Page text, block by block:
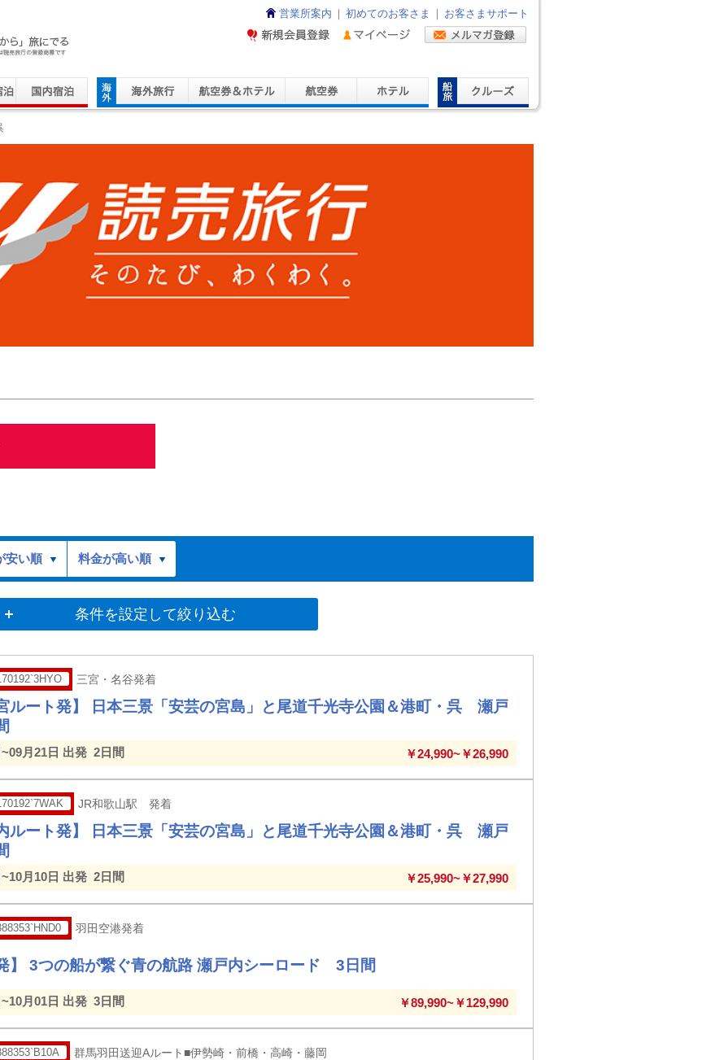
Service
営業所案内 初めてのお客さま お客さまサポート
安い順 料金が高い順
条件を設定して絞り込む
三宮・名谷発着
ルート発】 日本三景「安芸の宮島」と尾道千光寺公園＆港町・呉 瀬戸
月21日 出発 2日間 ￥24,990~￥26,990
JR和歌山駅 発着
ルート発】 日本三景「安芸の宮島」と尾道千光寺公園＆港町・呉 瀬戸
月10日 出発 2日間 ￥25,990~￥27,990
羽田空港発着
】 3つの船が繋ぐ青の航路 瀬戸内シーロード 3日間
月01日 出発 3日間 ￥89,990~￥129,990
群馬羽田送迎Aルート■伊勢崎・前橋・高崎・藤岡